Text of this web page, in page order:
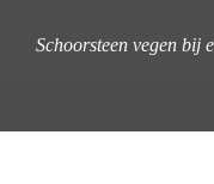
Schoorsteen vegen bij